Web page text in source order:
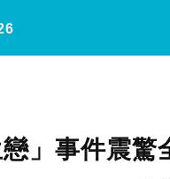
戀」事件震